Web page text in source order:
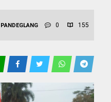
PANDEGLANG 0 155